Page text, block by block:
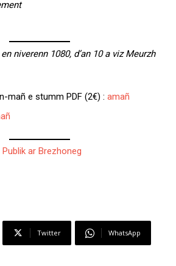
niverenn 1080, d’an 10 a viz Meurzh
mañ e stumm PDF (2€) : amañ
Publik ar Brezhoneg
Twitter WhatsApp